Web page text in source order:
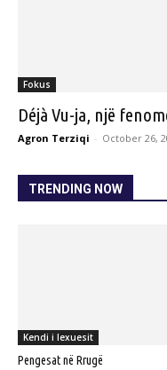
Fokus
Déjà Vu-ja, një
Agron Terziqi - October 26,
TRENDING NOW
Kendi i lexuesit
Pengesat në Rrugë